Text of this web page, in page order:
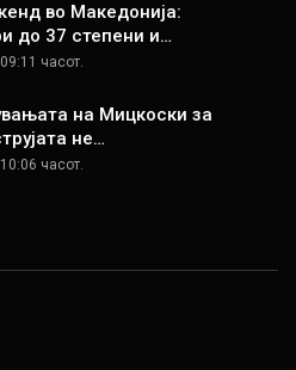
во Македонија:
до 37 степени и…
часот.
на Мицкоски за
не…
часот.